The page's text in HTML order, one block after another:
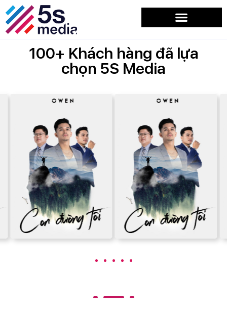
100+ Khách hàng đã lựa
chọn 5S Media
OWEN | CHIẾN
DỊCH “CON ĐƯỜNG
TÔI”
Xem chi tiết
OWEN | CHIẾN
DỊCH “CON ĐƯỜNG
TÔI”
Xem chi tiết